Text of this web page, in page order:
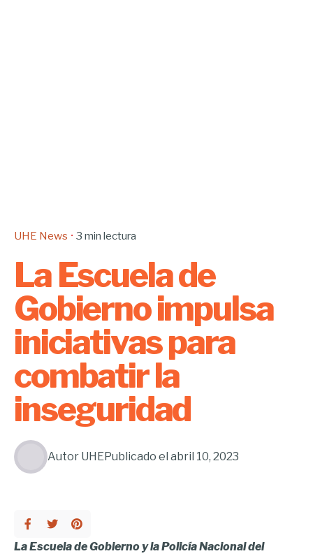
UHE News 3 min lectura
La Escuela de
Gobierno impulsa
iniciativas para
combatir la
inseguridad
Autor UHEPublicado el abril 10, 2023
La Escuela de Gobierno y la Policía Nacional del